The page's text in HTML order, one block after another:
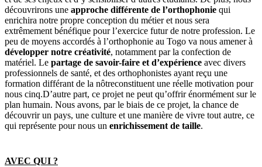
découvrirons une approche différente de l’orthophonie qui
enrichira notre propre conception du métier et nous sera
extrêmement bénéfique pour l’exercice futur de notre profession. Le
peu de moyens accordés à l’orthophonie au Togo va nous amener à
développer notre créativité, notamment par la confection de
matériel. Le partage de savoir-faire et d’expérience avec divers
professionnels de santé, et des orthophonistes ayant reçu une
formation différant de la nôtreconstituent une réelle motivation pour
nous cinq.D’autre part, ce projet ne peut qu’offrir énormément sur le
plan humain. Nous avons, par le biais de ce projet, la chance de
découvrir un pays, une culture et une manière de vivre tout autre, ce
qui représente pour nous un enrichissement de taille.
AVEC QUI ?